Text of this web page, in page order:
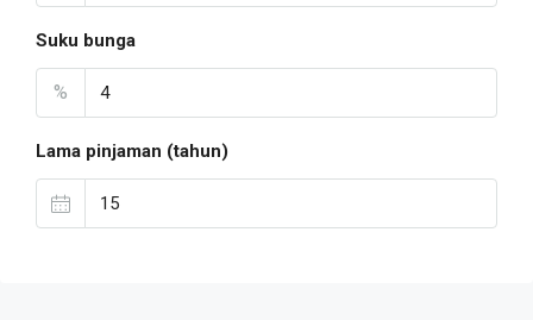
Suku bunga
%
Lama pinjaman (tahun)